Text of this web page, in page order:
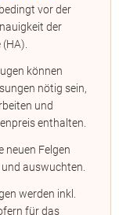
vor der
der
können
nötig sein,
und
enthalten.
neuen Felgen
auswuchten.
werden inkl.
für das